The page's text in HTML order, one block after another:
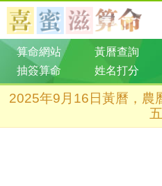
算命網站 黃曆查詢
抽簽算命
姓名打分
2025年9月16日黃曆，農
五